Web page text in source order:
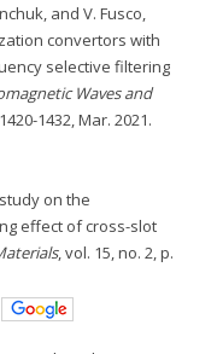
and V. Fusco,
convertors with
selective filtering
Waves and
1432, Mar. 2021.
study on the
effect of cross-slot
, vol. 15, no. 2, p.